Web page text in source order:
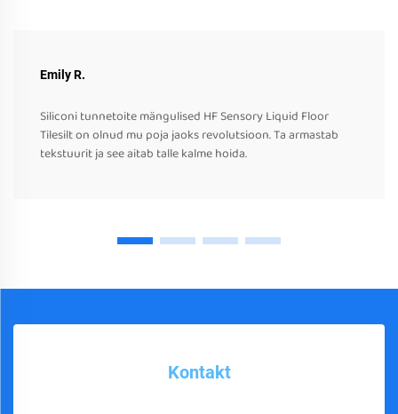
Emily R.
Siliconi tunnetoite mängulised HF Sensory Liquid Floor
Tilesilt on olnud mu poja jaoks revolutsioon. Ta armastab
tekstuurit ja see aitab talle kalme hoida.
Kontakt